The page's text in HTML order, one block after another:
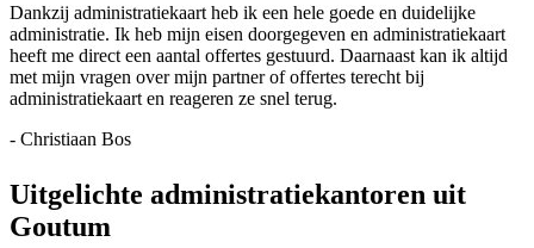
Dankzij administratiekaart heb ik een hele goede en duidelijke
administratie. Ik heb mijn eisen doorgegeven en administratiekaart
heeft me direct een aantal offertes gestuurd. Daarnaast kan ik altijd
met mijn vragen over mijn partner of offertes terecht bij
administratiekaart en reageren ze snel terug.
- Christiaan Bos
Uitgelichte administratiekantoren uit
Goutum